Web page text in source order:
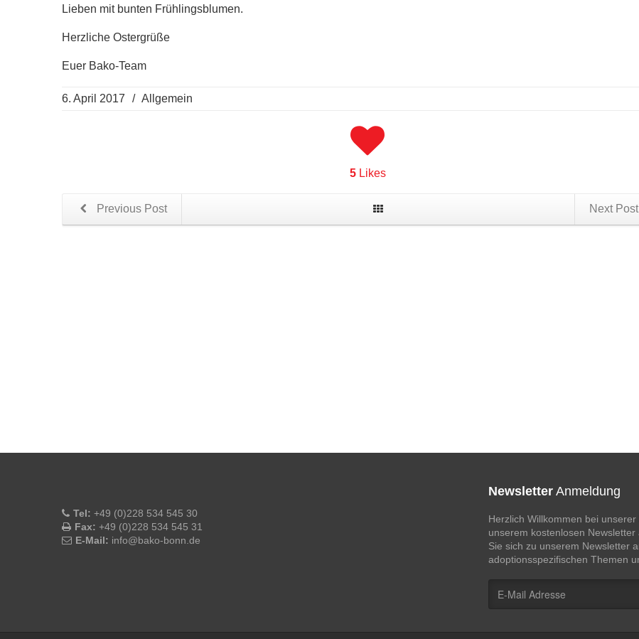
Lieben mit bunten Frühlingsblumen.
Herzliche Ostergrüße
Euer Bako-Team
6. April 2017 / Allgemein
5Likes
Next Post
Previous Post
Tel: +49 (0)228 534 545 30
Fax: +49 (0)228 534 545 31
E-Mail: info@bako-bonn.de
Newsletter Anmeldung
Herzlich Willkommen bei
unserem kostenlosen
Sie sich zu unserem Newsletter
adoptionsspezifischen Themen